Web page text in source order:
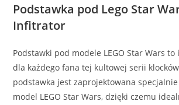
Podstawka pod Lego Star
Infitrator
Podstawki pod modele LEGO Star Wars
dla każdego fana tej kultowej serii
podstawka jest zaprojektowana
model LEGO Star Wars, dzięki czemu